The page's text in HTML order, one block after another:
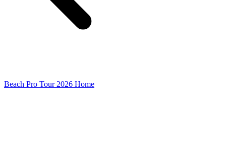
Beach Pro Tour 2026 Home